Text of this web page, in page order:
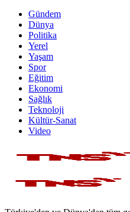
Gündem
Dünya
Politika
Yerel
Yaşam
Spor
Eğitim
Ekonomi
Sağlık
Teknoloji
Kültür-Sanat
Video